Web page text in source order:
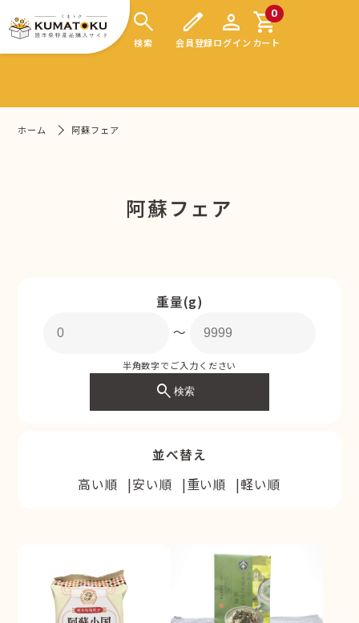
search
検索
edit
会員登録
person
ログイン
0
shopping_cart
カート
ホーム 阿蘇フェア
阿蘇フェア
重量(g)
〜
半角数字でご入力ください
search検索
並べ替え
高い順
安い順 重い順 軽い順